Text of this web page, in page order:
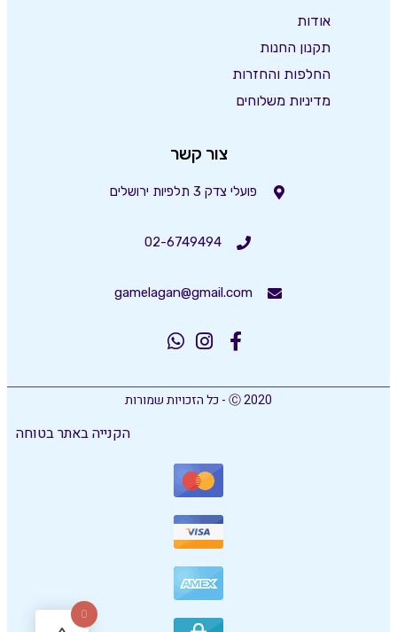
אודות
תקנון החנות
החלפות והחזרות
מדיניות משלוחים
צור קשר
פועלי צדק 3 תלפיות ירושלים
02-6749494
gamelagan@gmail.com
Ⓒ 2020 - כל הזכויות שמורות
הקנייה באתר בטוחה
0